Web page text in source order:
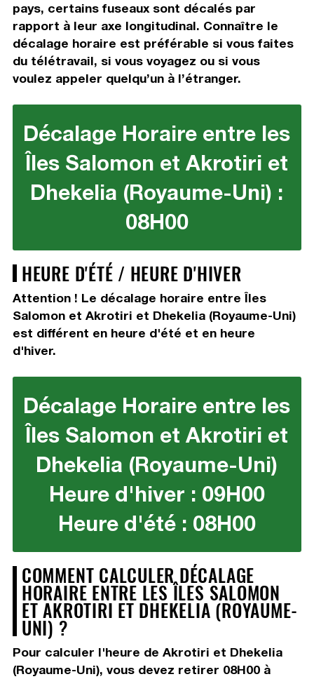
pays, certains fuseaux sont décalés par
rapport à leur axe longitudinal. Connaître le
décalage horaire est préférable si vous faites
du télétravail, si vous voyagez ou si vous
voulez appeler quelqu’un à l’étranger.
Décalage Horaire entre les
Îles Salomon et Akrotiri et
Dhekelia (Royaume-Uni) :
08H00
HEURE D'ÉTÉ / HEURE D'HIVER
Attention ! Le décalage horaire entre Îles
Salomon et Akrotiri et Dhekelia (Royaume-Uni)
est différent en heure d'été et en heure
d'hiver.
Décalage Horaire entre les
Îles Salomon et Akrotiri et
Dhekelia (Royaume-Uni)
Heure d'hiver : 09H00
Heure d'été : 08H00
COMMENT CALCULER DÉCALAGE
HORAIRE ENTRE LES ÎLES SALOMON
ET AKROTIRI ET DHEKELIA (ROYAUME-
UNI) ?
Pour calculer l'heure de Akrotiri et Dhekelia
(Royaume-Uni), vous devez retirer 08H00à